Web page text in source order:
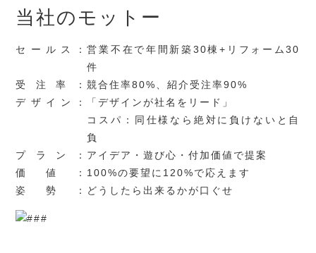
当社のモットー
セールス：営業不在で年間新築30棟+リフォーム30
件
受注率：競合住率80%、紹介受注率90%
デザイン：
「デザインが社名をリード」
コスパ：同仕様なら絶対に負けないと自
負
プラン： アイデア・遊び心・付加価値で提案
価値： 100%の要望に120%で応えます
姿勢： どうしたら出来るかが口ぐせ